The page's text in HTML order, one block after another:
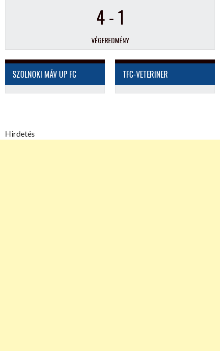
4-1
VÉGEREDMÉNY
SZOLNOKI MÁV UP FC TFC-VETERINER
Hirdetés